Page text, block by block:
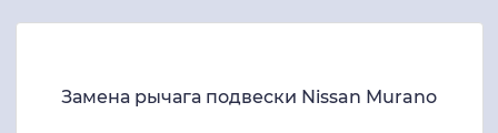
Замена рычага подвески Nissan Murano